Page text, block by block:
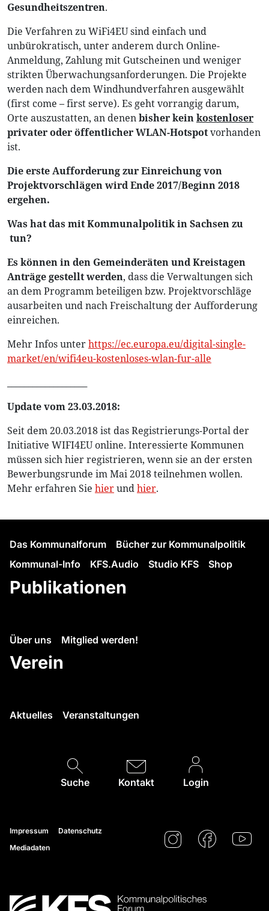
Gesundheitszentren.
Die Verfahren zu WiFi4EU sind einfach und
unbürokratisch, unter anderem durch Online-
Anmeldung, Zahlung mit Gutscheinen und weniger
strikten Überwachungsanforderungen. Die Projekte
werden nach dem Windhundverfahren ausgewählt
(first come – first serve). Es geht vorrangig darum,
Orte auszustatten, an denenbisher keinkostenloser
privater oder öffentlicher WLAN-Hotspotvorhanden
ist.
Die erste Aufforderung zur Einreichung von
Projektvorschlägen wird Ende 2017/Beginn 2018
ergehen.
Was hat das mit Kommunalpolitik in Sachsen zu
tun?
Es können in den Gemeinderäten und Kreistagen
Anträge gestellt werden, dass die Verwaltungen sich
an dem Programm beteiligen bzw. Projektvorschläge
ausarbeiten und nach Freischaltung der Aufforderung
einreichen.
Mehr Infos unterhttps://ec.europa.eu/digital-single-
market/en/wifi4eu-kostenloses-wlan-fur-alle
Update vom 23.03.2018:
Seit dem 20.03.2018 ist das Registrierungs-Portal der
Initiative WIFI4EU online. Interessierte Kommunen
müssen sich hier registrieren, wenn sie an der ersten
Bewerbungsrunde im Mai 2018 teilnehmen wollen.
Mehr erfahren Sie hierundhier.
Das Kommunalforum
Bücher zur Kommunalpolitik
Kommunal-Info
KFS.Audio Studio KFS Shop
Publikationen
Über uns Mitglied werden!
Verein
Aktuelles Veranstaltungen
Suche Kontakt Login
Impressum
Datenschutz
Mediadaten